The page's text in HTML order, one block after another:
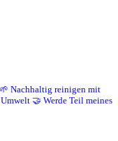
🌱 Nachhaltig reinigen mit
🤝 Werde Teil meines